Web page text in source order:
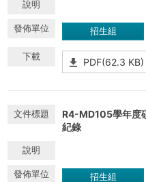
招生組
PDF(62.3 KB)
R4-MD105學年度
紀錄
招生組